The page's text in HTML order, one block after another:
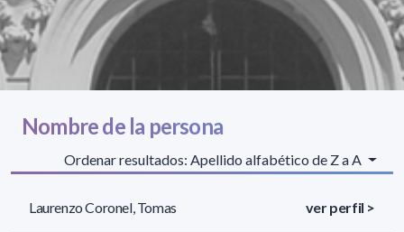
Nombre de la persona
Ordenar resultados: Apellido alfabético de Z a A
Laurenzo Coronel, Tomas ver perfil >